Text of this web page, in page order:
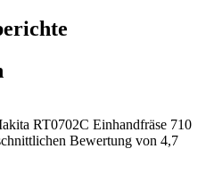
RT0702C Einhandfräse 710
Bewertung von 4,7